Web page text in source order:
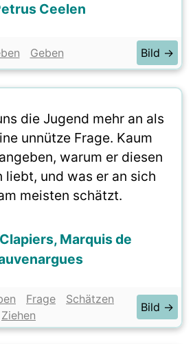
Ceelen
Geben Bild →
die Jugend mehr an als
unnütze Frage. Kaum
warum er diesen
liebt, und was er an sich
meisten schätzt.
Marquis de
Frage
Schätzen
Ziehen
Bild →